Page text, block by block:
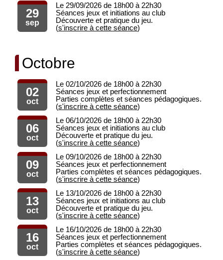
29
sep
Le 29/09/2026 de 18h00 à 22h30
Séances jeux et initiations au club
Découverte et pratique du jeu.
(s'inscrire à cette séance)
Octobre
02
oct
Le 02/10/2026 de 18h00 à 22h30
Séances jeux et perfectionnement
Parties complètes et séances pédagogiques.
(s'inscrire à cette séance)
06
oct
Le 06/10/2026 de 18h00 à 22h30
Séances jeux et initiations au club
Découverte et pratique du jeu.
(s'inscrire à cette séance)
09
oct
Le 09/10/2026 de 18h00 à 22h30
Séances jeux et perfectionnement
Parties complètes et séances pédagogiques.
(s'inscrire à cette séance)
13
oct
Le 13/10/2026 de 18h00 à 22h30
Séances jeux et initiations au club
Découverte et pratique du jeu.
(s'inscrire à cette séance)
16
oct
Le 16/10/2026 de 18h00 à 22h30
Séances jeux et perfectionnement
Parties complètes et séances pédagogiques.
(s'inscrire à cette séance)